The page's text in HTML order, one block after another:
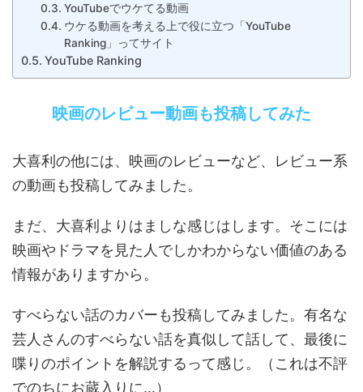
YouTubeでウケてる動画
ウケる動画を考える上で役に立つ「YouTube
Ranking」ってサイト
YouTube Ranking
映画のレビュー動画も投稿してみた
大喜利の他には、映画のレビューなど、レビュー系
の動画も投稿してみました。
まだ、大喜利よりはましな感じはします。そこには
映画やドラマを見た人でしかわからない価値のある
情報がありますから。
すべらない話のカバーも投稿してみました。有名な
芸人さんのすべらない話を真似して話して、最後に
喋りのポイントを解説するって感じ。（これは不評
でのちにお蔵入りに…）